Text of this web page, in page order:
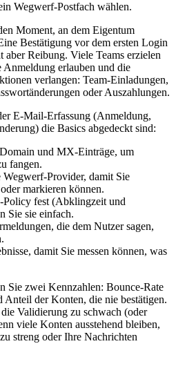
Wegwerf‑Postfach wählen.
Moment, an dem Eigentum
Bestätigung vor dem ersten Login
aber Reibung. Viele Teams erzielen
Anmeldung erlauben und die
verlangen: Team‑Einladungen,
oder Auszahlungen.
E‑Mail‑Erfassung (Anmeldung,
die Basics abgedeckt sind:
und MX‑Einträge, um
fangen.
damit Sie
markieren können.
fest (Abklingzeit und
Sie sie einfach.
die dem Nutzer sagen,
damit Sie messen können, was
Sie zwei Kennzahlen: Bounce‑Rate
Anteil der Konten, die nie bestätigen.
Validierung zu schwach (oder
viele Konten ausstehend bleiben,
streng oder Ihre Nachrichten